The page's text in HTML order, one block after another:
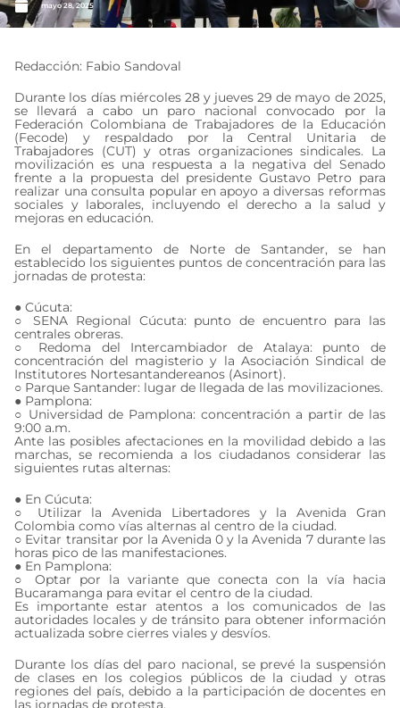
mayo 28, 2025
Redacción: Fabio Sandoval
Durante los días miércoles 28 y jueves 29 de mayo de 2025,
se llevará a cabo un paro nacional convocado por la
Federación Colombiana de Trabajadores de la Educación
(Fecode) y respaldado por la Central Unitaria de
Trabajadores (CUT) y otras organizaciones sindicales. La
movilización es una respuesta a la negativa del Senado
frente a la propuesta del presidente Gustavo Petro para
realizar una consulta popular en apoyo a diversas reformas
sociales y laborales, incluyendo el derecho a la salud y
mejoras en educación.
En el departamento de Norte de Santander, se han
establecido los siguientes puntos de concentración para las
jornadas de protesta:
● Cúcuta:
○ SENA Regional Cúcuta: punto de encuentro para las
centrales obreras.
○ Redoma del Intercambiador de Atalaya: punto de
concentración del magisterio y la Asociación Sindical de
Institutores Nortesantandereanos (Asinort).
○ Parque Santander: lugar de llegada de las movilizaciones.
● Pamplona:
○ Universidad de Pamplona: concentración a partir de las
9:00 a.m.
Ante las posibles afectaciones en la movilidad debido a las
marchas, se recomienda a los ciudadanos considerar las
siguientes rutas alternas:
● En Cúcuta:
○ Utilizar la Avenida Libertadores y la Avenida Gran
Colombia como vías alternas al centro de la ciudad.
○ Evitar transitar por la Avenida 0 y la Avenida 7 durante las
horas pico de las manifestaciones.
● En Pamplona:
○ Optar por la variante que conecta con la vía hacia
Bucaramanga para evitar el centro de la ciudad.
Es importante estar atentos a los comunicados de las
autoridades locales y de tránsito para obtener información
actualizada sobre cierres viales y desvíos.
Durante los días del paro nacional, se prevé la suspensión
de clases en los colegios públicos de la ciudad y otras
regiones del país, debido a la participación de docentes en
las jornadas de protesta.